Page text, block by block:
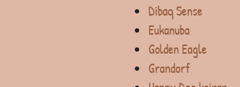
Dibaq Sense
Eukanuba
Golden Eagle
Grandorf